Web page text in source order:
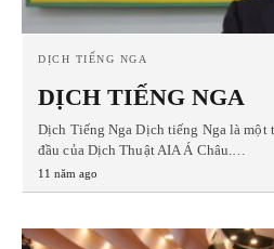
DỊCH TIẾNG NGA
DỊCH TIẾNG NGA
Dịch Tiếng Nga Dịch tiếng Nga là một
đầu của Dịch Thuật AIA Á Châu.…
11 năm ago